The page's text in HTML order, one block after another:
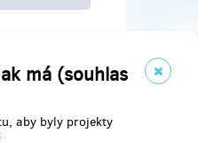
má (souhlas
aby byly projekty